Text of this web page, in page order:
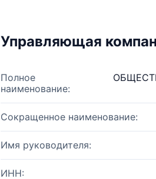
Управляющая
Полное
наименование:
Сокращенное наименование:
Имя руководителя:
ИНН: